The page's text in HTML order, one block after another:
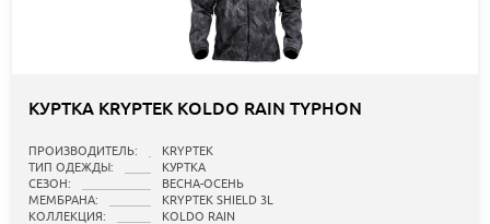
КУРТКА KRYPTEK KOLDO RAIN TYPHON
ПРОИЗВОДИТЕЛЬ:
KRYPTEK
ТИП ОДЕЖДЫ:
КУРТКА
СЕЗОН:
ВЕСНА-ОСЕНЬ
МЕМБРАНА:
KRYPTEK SHIELD 3L
КОЛЛЕКЦИЯ:
KOLDO RAIN